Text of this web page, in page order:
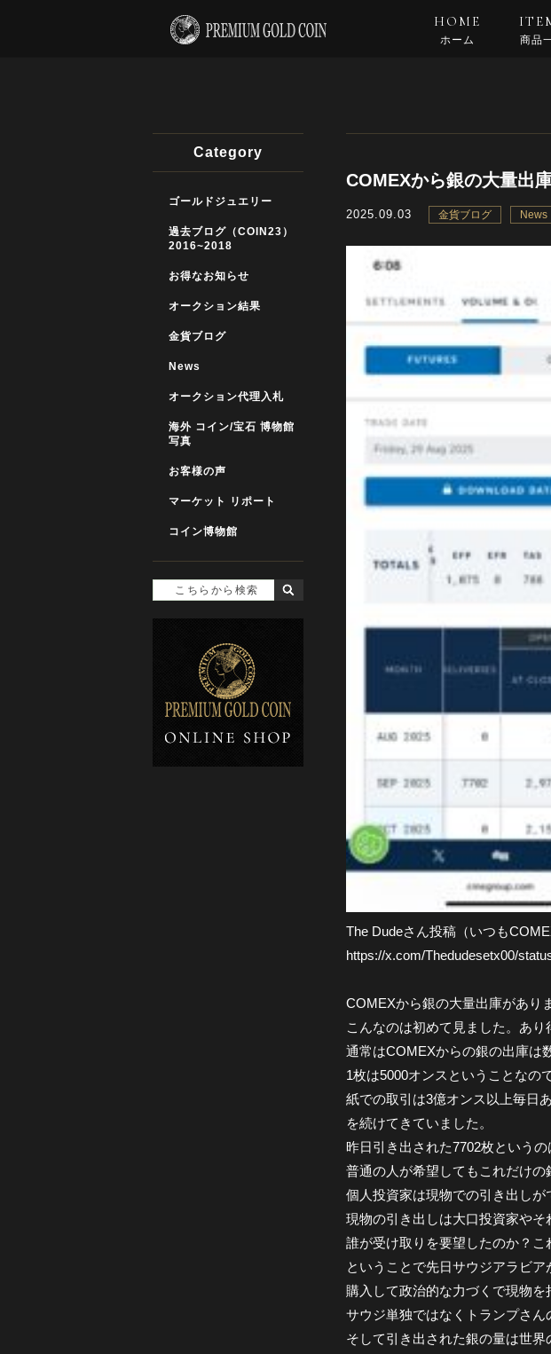
HOME
ホーム 商品
COMEXから銀の大量出
2025.09.03 金貨ブログ News
The Dudeさん投稿（いつも
https://x.com/Thedudesetx00/
COMEXから銀の大量出庫があり
こんなのは初めて見ました。あり
通常はCOMEXからの銀の出庫は
1枚は5000オンスということなの
紙での取引は3億オンス以上毎日
を続けてきていました。
昨日引き出された7702枚という
普通の人が希望してもこれだけの
個人投資家は現物での引き出しが
現物の引き出しは大口投資家やそ
誰が受け取りを要望したのか？こ
ということで先日サウジアラビア
購入して政治的な力づくで現物
サウジ単独ではなくトランプさん
そして引き出された銀の量は世界
Category
ゴールドジュエリー
過去ブログ（COIN23）
2016~2018
お得なお知らせ
オークション結果
金貨ブログ
News
オークション代理入札
海外 コイン/宝石 博物館
写真
お客様の声
マーケット リポート
コイン博物館